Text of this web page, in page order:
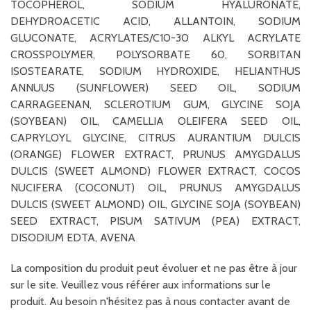
TOCOPHEROL, SODIUM HYALURONATE,
DEHYDROACETIC ACID, ALLANTOIN, SODIUM
GLUCONATE, ACRYLATES/C10-30 ALKYL ACRYLATE
CROSSPOLYMER, POLYSORBATE 60, SORBITAN
ISOSTEARATE, SODIUM HYDROXIDE, HELIANTHUS
ANNUUS (SUNFLOWER) SEED OIL, SODIUM
CARRAGEENAN, SCLEROTIUM GUM, GLYCINE SOJA
(SOYBEAN) OIL, CAMELLIA OLEIFERA SEED OIL,
CAPRYLOYL GLYCINE, CITRUS AURANTIUM DULCIS
(ORANGE) FLOWER EXTRACT, PRUNUS AMYGDALUS
DULCIS (SWEET ALMOND) FLOWER EXTRACT, COCOS
NUCIFERA (COCONUT) OIL, PRUNUS AMYGDALUS
DULCIS (SWEET ALMOND) OIL, GLYCINE SOJA (SOYBEAN)
SEED EXTRACT, PISUM SATIVUM (PEA) EXTRACT,
DISODIUM EDTA, AVENA
La composition du produit peut évoluer et ne pas être à jour
sur le site. Veuillez vous référer aux informations sur le
produit. Au besoin n'hésitez pas à nous contacter avant de